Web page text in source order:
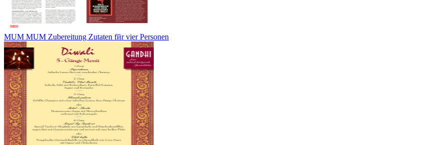
MUM MUM Zubereitung Zutaten fйr vier Personen